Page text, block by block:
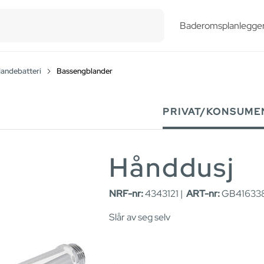
Bassengblander
PRIVAT/
Hånddusj
NRF-nr:4343121 | ART-nr:
Slår av seg selv